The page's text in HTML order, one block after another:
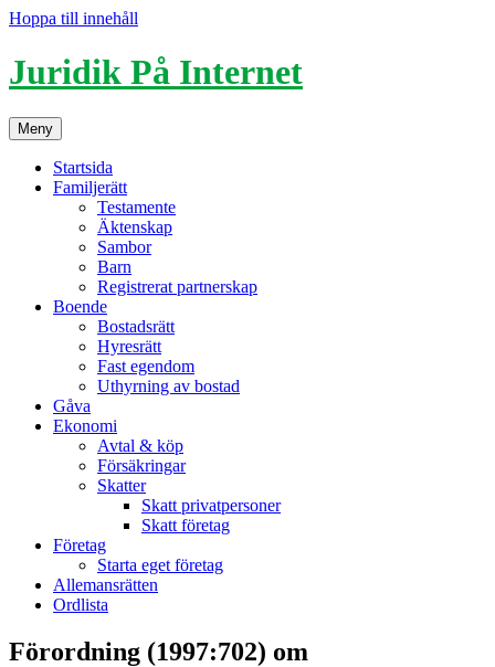
Hoppa till innehåll
Juridik På Internet
Meny
Startsida
Familjerätt
Testamente
Äktenskap
Sambor
Barn
Registrerat partnerskap
Boende
Bostadsrätt
Hyresrätt
Fast egendom
Uthyrning av bostad
Gåva
Ekonomi
Avtal & köp
Försäkringar
Skatter
Skatt privatpersoner
Skatt företag
Företag
Starta eget företag
Allemansrätten
Ordlista
Förordning (1997:702) om